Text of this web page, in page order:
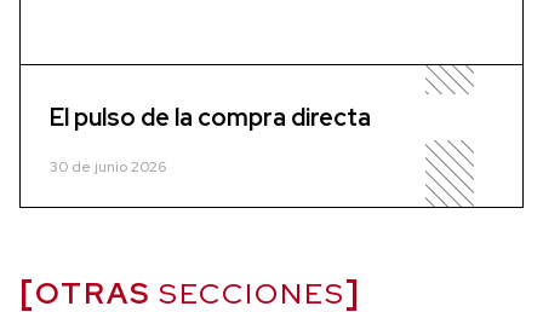
El pulso de la compra directa
30 de junio 2026
OTRAS SECCIONES